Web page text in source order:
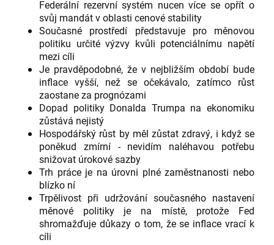
Federální rezervní systém nucen více se opřít o
svůj mandát v oblasti cenové stability
Současné prostředí představuje pro měnovou
politiku určité výzvy kvůli potenciálnímu napětí
mezi cíli
Je pravděpodobné, že v nejbližším období bude
inflace vyšší, než se očekávalo, zatímco růst
zaostane za prognózami
Dopad politiky Donalda Trumpa na ekonomiku
zůstává nejistý
Hospodářský růst by měl zůstat zdravý, i když se
poněkud zmírní - nevidím naléhavou potřebu
snižovat úrokové sazby
Trh práce je na úrovni plné zaměstnanosti nebo
blízko ní
Trpělivost při udržování současného nastavení
měnové politiky je na místě, protože Fed
shromažďuje důkazy o tom, že se inflace vrací k
cíli